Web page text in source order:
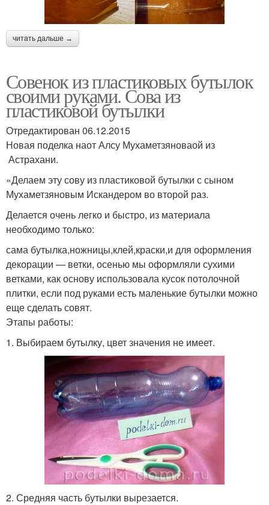
читать дальше →
Совенок из пластиковых бутылок
своими руками. Сова из
пластиковой бутылки
Отредактирован 06.12.2015
Новая поделка наот Алсу Мухаметзяноваой из
Астрахани.
«Делаем эту сову из пластиковой бутылки с сыном
Мухаметзяновым Искандером во второй раз.
Делается очень легко и быстро, из материала
необходимо только:
сама бутылка,ножницы,клей,краски,и для оформления
декорации — ветки, осенью мы оформляли сухими
ветками, как основу использовала кусок потолочной
плитки, если под руками есть маленькие бутылки можно
еще сделать совят.
Этапы работы:
1. Выбираем бутылку, цвет значения не имеет.
2. Средняя часть бутылки вырезается.